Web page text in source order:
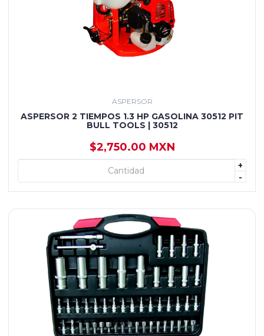
ASPERSOR
ASPERSOR 2 TIEMPOS 1.3 HP GASOLINA 30512 PIT
BULL TOOLS | 30512
$2,750.00 MXN
+
-
+ AGREGAR